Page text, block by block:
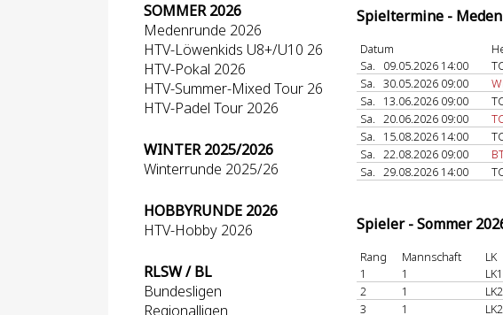
SOMMER 2026
Medenrunde 2026
HTV-Löwenkids U8+/U10 26
HTV-Pokal 2026
HTV-Summer-Mixed Tour 26
HTV-Padel Tour 2026
WINTER 2025/2026
Winterrunde 2025/26
HOBBYRUNDE 2026
HTV-Hobby 2026
RLSW / BL
Bundesligen
Regionalligen
Spieltermine -
Datum
Sa.
09.05.2026 14:00
Sa. 30.05.2026 09:00
Sa.
13.06.2026 09:00
Sa. 20.06.2026 09:00
Sa.
15.08.2026 14:00
Sa. 22.08.2026 09:00
Sa. 29.08.2026 14:00
Spieler - Sommer
Rang Mannschaft LK
1
1
2
1
3
1